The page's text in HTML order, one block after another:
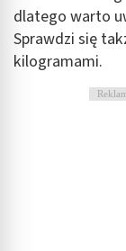
dlatego warto
Sprawdzi się
kilogramami.